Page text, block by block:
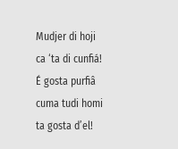
Mudjer di hoji
ca ‘ta di cunfiá!
É gosta purfiâ
cuma tudi homi
ta gosta d’el!